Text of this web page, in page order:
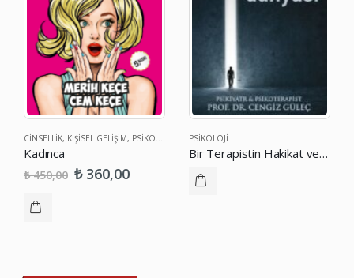
CINSELLIK, KIŞISEL GELIŞIM, PSIKOLOJI SAĞLIK
Kadınca
₺450,00 ₺360,00
PSIKOLOJI
Bir Terapistin Hakikat ve Anlam Dünyası